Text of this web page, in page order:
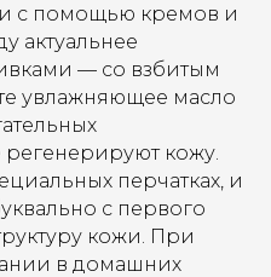
с помощью кремов и
актуальнее
— со взбитым
увлажняющее масло
кожу.
перчатках, и
с первого
кожи. При
в домашних